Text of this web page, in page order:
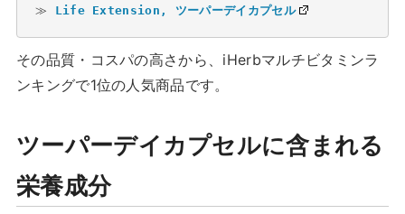
≫ Life Extension, ツーパーデイカプセル
その品質・コスパの高さから、iHerbマルチビタミンラ
ンキングで1位の人気商品です。
ツーパーデイカプセルに含まれる
栄養成分